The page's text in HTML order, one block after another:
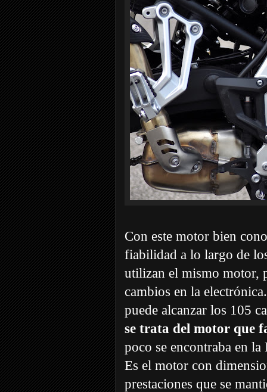
Con este motor bien
fiabilidad a lo largo de
utilizan el mismo motor,
cambios en la
puede alcanzar los 105
se trata del motor que
poco se encontraba en
Es el motor con
prestaciones que se